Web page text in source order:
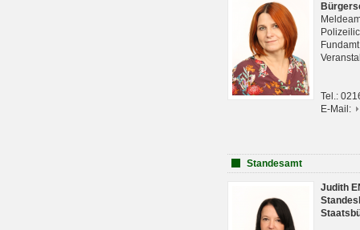
Tel.:
E-Mail:
Standesamt
Judith